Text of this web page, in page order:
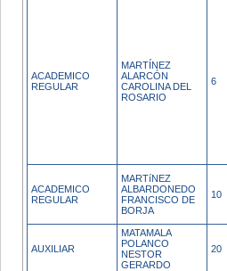
ACADEMICO
REGULAR
MARTÍNEZ
ALARCÓN
CAROLINA DEL
ROSARIO
6
ACADEMICO
REGULAR
MARTíNEZ
ALBARDONEDO
FRANCISCO DE
BORJA
10
AUXILIAR
MATAMALA
POLANCO
NESTOR
GERARDO
20